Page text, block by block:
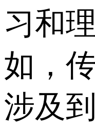
习和
如，
涉及